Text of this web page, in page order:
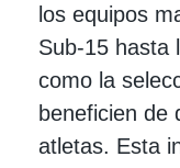
los equipos
Sub-15 hasta
como la
beneficien de
atletas. Esta